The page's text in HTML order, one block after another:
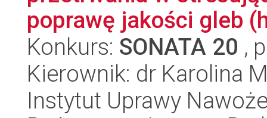
poprawę jakości gleb
Konkurs: SONATA 20 ,
Kierownik: dr Karolina
Instytut Uprawy